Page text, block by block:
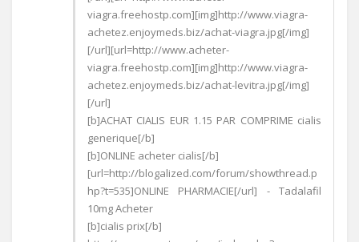
viagra.freehostp.com][img]http://www.viagra-
achetez.enjoymeds.biz/achat-viagra.jpg[/img]
[/url][url=http://www.acheter-
viagra.freehostp.com][img]http://www.viagra-
achetez.enjoymeds.biz/achat-levitra.jpg[/img]
[/url]
[b]ACHAT CIALIS EUR 1.15 PAR COMPRIME cialis
generique[/b]
[b]ONLINE acheter cialis[/b]
[url=http://blogalized.com/forum/showthread.p
hp?t=535]ONLINE PHARMACIE[/url] - Tadalafil
10mg Acheter
[b]cialis prix[/b]